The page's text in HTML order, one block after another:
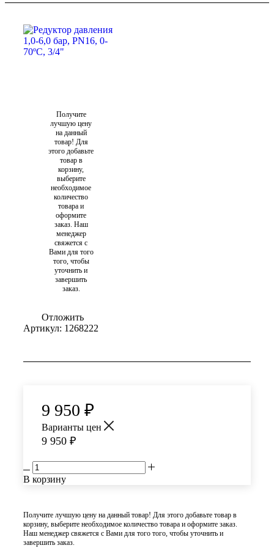
Получите
лучшую цену
на данный
товар! Для
этого добавьте
товар в
корзину,
выберите
необходимое
количество
товара и
оформите
заказ. Наш
менеджер
свяжется с
Вами для того
того, чтобы
уточнить и
завершить
заказ.
Отложить
Артикул: 1268222
9 950 ₽
Варианты цен
9 950 ₽
В корзину
Получите лучшую цену на данный товар! Для этого добавьте товар в
корзину, выберите необходимое количество товара и оформите заказ.
Наш менеджер свяжется с Вами для того того, чтобы уточнить и
завершить заказ.